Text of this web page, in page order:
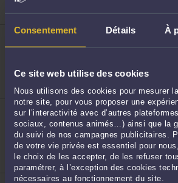
Consentement Détails À
Ce site web utilise des cookies
Nous utilisons des cookies pour mesurer
notre site, pour vous proposer une
sur l’interactivité avec d’autres
sociaux, contenus animés…) ainsi que la
du suivi de nos campagnes publicitaires.
de votre vie privée est essentiel pour
le choix de les accepter, de les refuser
paramétrer, à l’exception des cookies
nécessaires au fonctionnement du site.
3
Droit du crédit et de la
Droit commercial, des
4
ME CHARLOTTE CATRIX
42 Rue du Sud 59376
patrimoine
Droit pénal
Droit du dommage corporel
ME ISABELLE MASAY
7 rue de soubise 59140
Droit pénal
Droit rural
Droit de la famille, des
patrimoine